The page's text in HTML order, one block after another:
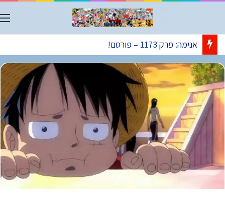
עודכן לאחרונה בתאריך 07.08.2026